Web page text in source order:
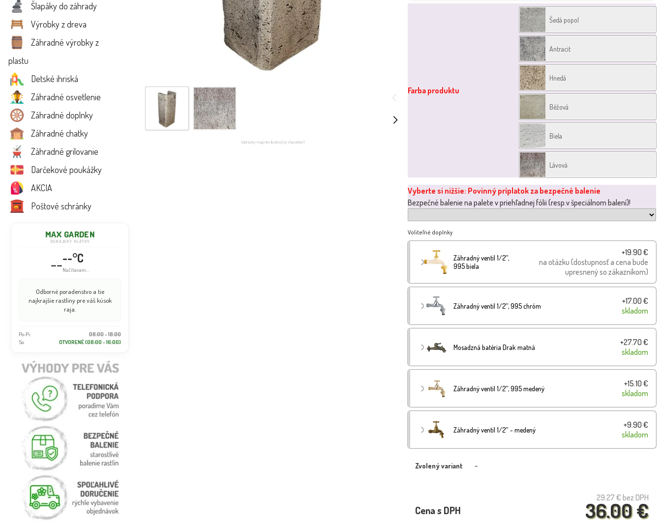
Šlapáky do záhrady
Výrobky z dreva
Záhradné výrobky z
plastu
Detské ihriská
Záhradné osvetlenie
Záhradné doplnky
Záhradné chatky
Záhradné grilovanie
Darčekové poukážky
AKCIA
Poštové schránky
MAX GARDEN
DUNAJSKÝ KLÁTOV
----°C
Načítavam...
Odborné poradenstvo a tie
najkrajšie rastliny pre váš kúsok
raja.
Po-Pi:
08:00 - 18:00
So:
OTVORENÉ (08:00 - 16:00)
(obrázky majú len ilustračný charakter)
Farba produktu
Šedá popol
Antracit
Hnedá
Béžová
Biela
Lávová
Vyberte si nižšie: Povinný príplatok za bezpečné balenie
Bezpečné balenie na palete v priehľadnej fólii (resp.v špeciálnom balení)!
Voliteľné doplnky
Záhradný ventil 1/2'',
995 biela
+19.90 €
na otázku (dostupnosť a cena bude
upresnený so zákazníkom)
Záhradný ventil 1/2'', 995 chróm
+17.00 €
skladom
Mosadzná batéria Drak matná
+27.70 €
skladom
Záhradný ventil 1/2'', 995 medený
+15.10 €
skladom
Záhradný ventil 1/2'' - medený
+9.90 €
skladom
Zvolený variant -
29.27 € bez DPH
36.00 €
Cena s DPH